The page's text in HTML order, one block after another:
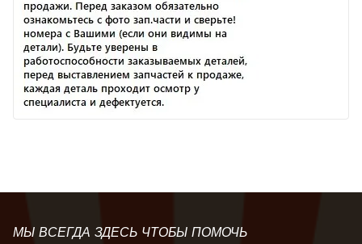
МЫ ВСЕГДА ЗДЕСЬ ЧТОБЫ ПОМОЧЬ